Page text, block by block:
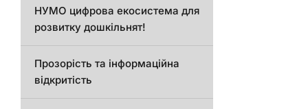
НУМО цифрова екосистема для
розвитку дошкільнят!
Прозорість та інформаційна
відкритість